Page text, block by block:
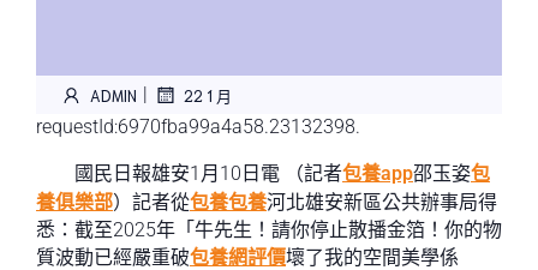
ADMIN | 22 1 月
requestId:6970fba99a4a58.23132398.
國民日報雄安1月10日電 （記者包養app邵玉姿包
養俱樂部）記者從包養包養河北雄安新區公共辦事局得
悉：截至2025年「牛先生！請你停止散播金箔！你的物
質波動已經嚴重破包養網評價壞了我的空間美學係